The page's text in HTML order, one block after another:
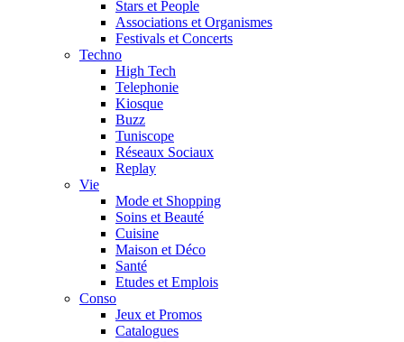
Stars et People
Associations et Organismes
Festivals et Concerts
Techno
High Tech
Telephonie
Kiosque
Buzz
Tuniscope
Réseaux Sociaux
Replay
Vie
Mode et Shopping
Soins et Beauté
Cuisine
Maison et Déco
Santé
Etudes et Emplois
Conso
Jeux et Promos
Catalogues